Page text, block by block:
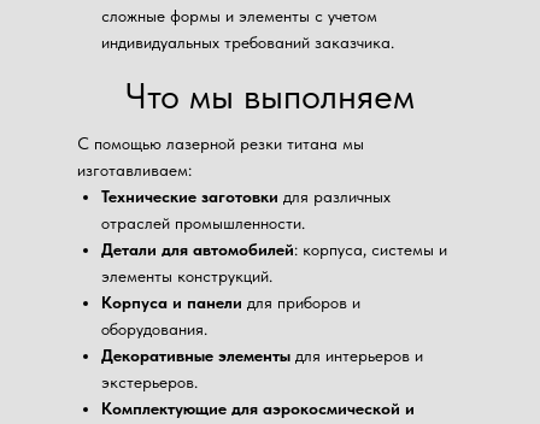
сложные формы и элементы с учетом
индивидуальных требований заказчика.
Что мы выполняем
С помощью лазерной резки титана мы
изготавливаем:
Технические заготовки для различных
отраслей промышленности.
Детали для автомобилей: корпуса, системы и
элементы конструкций.
Корпуса и панели для приборов и
оборудования.
Декоративные элементы для интерьеров и
экстерьеров.
Комплектующие для аэрокосмической и